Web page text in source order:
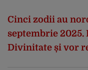
Cinci zodii au
septembrie 2025.
Divinitate și vor